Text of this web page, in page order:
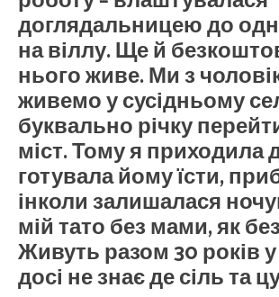
доглядальницею до
на віллу. Ще й
нього живе. Ми з
живемо у сусідньому
буквально річку
міст. Тому я приходила
готувала йому їсти,
інколи залишалася
мій тато без мами, як
Живуть разом 30 років у
досі не знає де сіль та